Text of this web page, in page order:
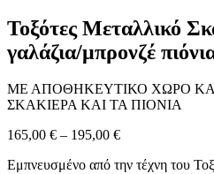
Τοξότες Μεταλλικό
γαλάζια/μπρονζέ
ΜΕ ΑΠΟΘΗΚΕΥΤΙΚΟ ΧΩΡΟ ΚΑΙ
ΣΚΑΚΙΕΡΑ ΚΑΙ ΤΑ ΠΙΟΝΙΑ
165,00 € – 195,00 €
Εμπνευσμένο από την τέχνη του